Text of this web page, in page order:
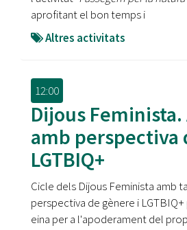
aprofitant el bon temps i
Altres activitats
12:00
Dijous
amb perspectiva
LGTBIQ+
Cicle dels Dijous Feminista amb
perspectiva de gènere i
eina per a l'apoderament del